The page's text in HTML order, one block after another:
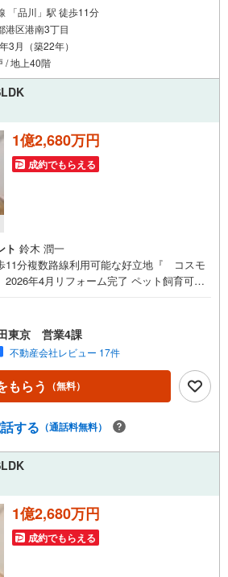
「品川」駅 徒歩11分
港区港南3丁目
3月（築22年）
/ 地上40階
1億2,680万円
成約でもらえる
ト 鈴木 潤一
11分複数路線利用可能な好立地『 コスモ
4月リフォーム完了 ペット飼育可！
ィ面も安心 留守中も荷物を受け取ることが
ス有 3口コンロや食洗機が付いた対面式
乾燥や空気の汚れが少なく快適に過ごせ
に収納付！トランクルームも付いて収納充
エリアの「住まい」探しに確かな安心と満
ウス大田東京ならではの高品質なサービスを
よるライフプランのシミュレーションお電話
料をもらう】【室内・現地を見学する】ボ
ただくとご見学がスムーズにご案内でき
住まいへの「希望」を形にするべく全力
いただきます。お会いできる日を心待ち
。
東京 営業4課
不動産会社レビュー 17件
もらう （無料）
する （通話料無料）
1億2,680万円
成約でもらえる